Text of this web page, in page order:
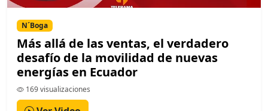
N´Boga
Más allá de las ventas, el verdadero
desafío de la movilidad de nuevas
energías en Ecuador
169 visualizaciones